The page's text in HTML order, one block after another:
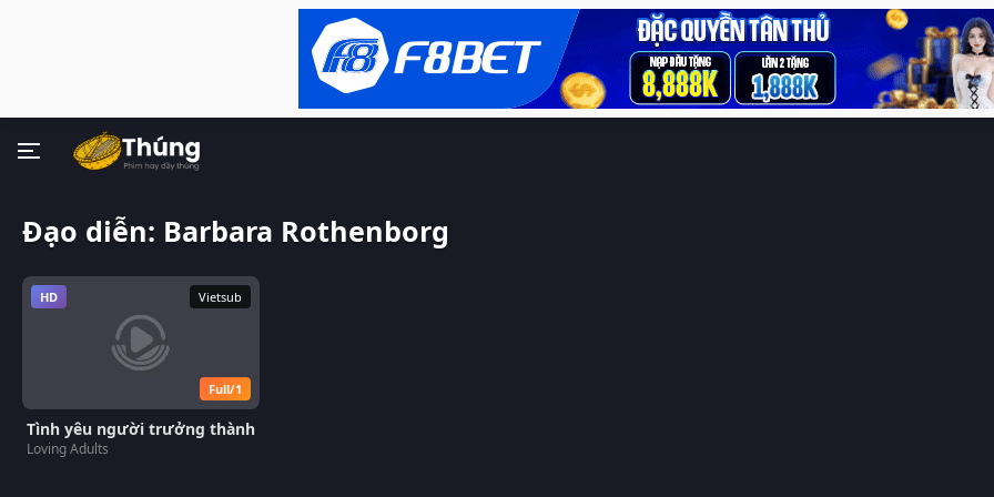
Đạo diễn: Barbara Rothenborg
HD Vietsub
Full/1
Tình yêu người trưởng thành
Loving Adults